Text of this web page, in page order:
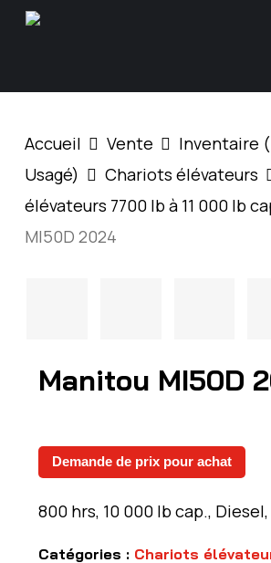
Skip
Accueil Vente
Inventaire
Usagé)
Chariots élévateurs
élévateurs 7700 lb à 11 000 lb
MI50D 2024
Manitou MI50D
Demande de prix pour achat
800 hrs, 10 000 lb cap., Diesel,
Catégories : Chariots